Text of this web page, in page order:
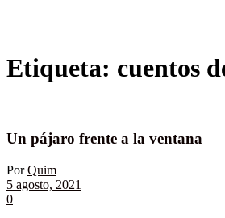
Etiqueta: cuentos
Un pájaro frente a la ventana
Por Quim
5 agosto, 2021
0